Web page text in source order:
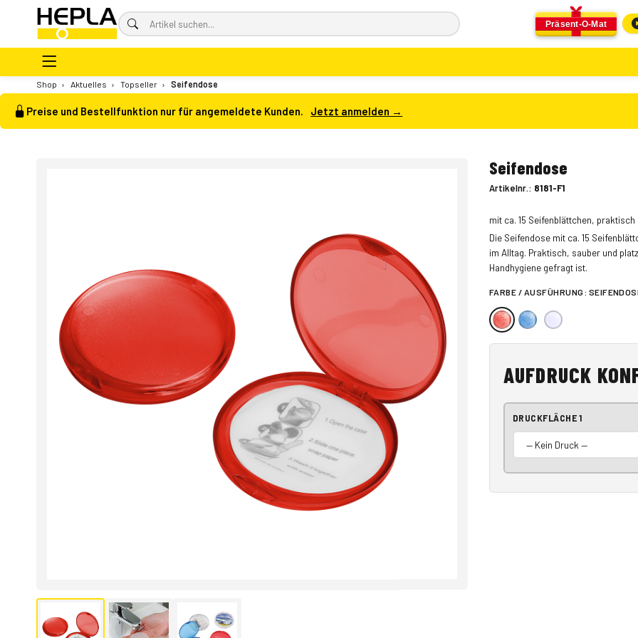
Präsent-O-Mat
Shop › Aktuelles › Topseller › Seifendose
Preise und Bestellfunktion nur für angemeldete Kunden. Jetzt anmelden →
Seifendose
Artikelnr.: 8181-F1
mit ca. 15 Seifenblättchen,
Die Seifendose mit ca. 15
im Alltag. Praktisch, sauber und
Handhygiene gefragt ist.
FARBE / AUSFÜHRUNG:
AUFDRUCK
DRUCKFLÄCHE 1